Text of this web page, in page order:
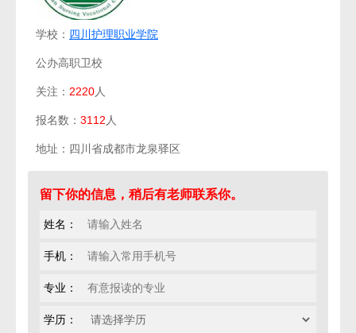
学校： 四川护理职业学院
公办高职卫校
关注： 2220人
报名数： 3112 人
地址：四川省成都市龙泉驿区
留下你的信息，稍后有老师联系你。
姓名：
手机：
专业：
学历：